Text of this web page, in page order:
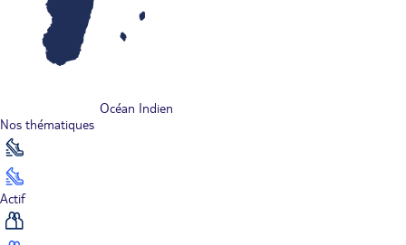
Océan Indien
Nos thématiques
Actif